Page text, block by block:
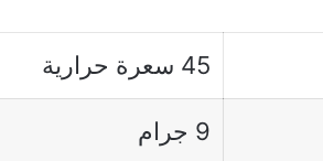
45 سعرة حرارية
9 جرام